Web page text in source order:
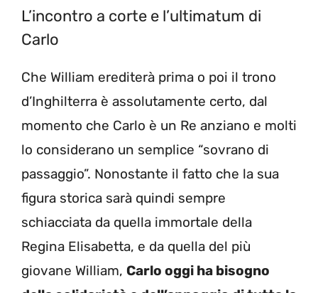
L’incontro a corte e l’ultimatum di
Carlo
Che William erediterà prima o poi il trono
d’Inghilterra è assolutamente certo, dal
momento che Carlo è un Re anziano e molti
lo considerano un semplice “sovrano di
passaggio”. Nonostante il fatto che la sua
figura storica sarà quindi sempre
schiacciata da quella immortale della
Regina Elisabetta, e da quella del più
giovane William, Carlo oggi ha bisogno